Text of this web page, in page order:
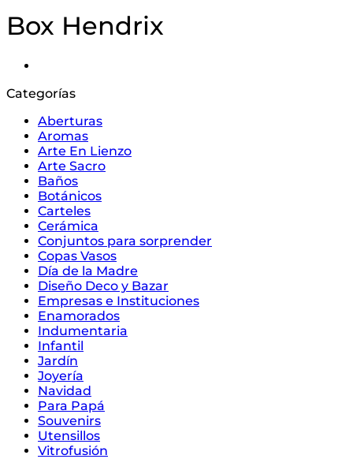
Box Hendrix
Categorías
Aberturas
Aromas
Arte En Lienzo
Arte Sacro
Baños
Botánicos
Carteles
Cerámica
Conjuntos para sorprender
Copas Vasos
Día de la Madre
Diseño Deco y Bazar
Empresas e Instituciones
Enamorados
Indumentaria
Infantil
Jardín
Joyería
Navidad
Para Papá
Souvenirs
Utensillos
Vitrofusión